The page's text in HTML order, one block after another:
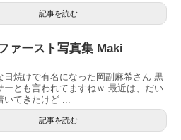
記事を読む
ァースト写真集 Maki
日焼けで有名になった岡副麻希さん 黒
ーとも言われてますねｗ 最近は、だい
いてきたけど ...
記事を読む